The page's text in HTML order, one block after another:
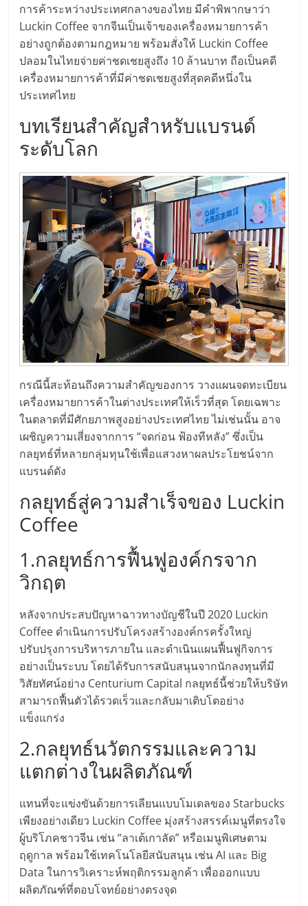
รน
ไชส์
ขาย
หน้า
บ้าน
ลงทุน
คืน
ทุน
ปรึกษา
การ
ลงทุน
และ
ขยาย
แฟ
ไชส์,
ศูนย์
รวม
แฟ
รน
ไชส์
พร้อม
ทำเล
เปิด
ร้าน
ปรึกษา
บริการ
พัฒนา
แฟ
รน
ไชส์"
การค้าระหว่างประเทศกลางของไทย มีคำพิพากษาว่า
Luckin Coffee จากจีนเป็นเจ้าของเครื่องหมายการค้า
อย่างถูกต้องตามกฎหมาย พร้อมสั่งให้ Luckin Coffee
ปลอมในไทยจ่ายค่าชดเชยสูงถึง 10 ล้านบาท ถือเป็นคดี
เครื่องหมายการค้าที่มีค่าชดเชยสูงที่สุดคดีหนึ่งใน
ประเทศไทย
บทเรียนสำคัญสำหรับแบรนด์
ระดับโลก
กรณีนี้สะท้อนถึงความสำคัญของการ วางแผนจดทะเบียน
เครื่องหมายการค้าในต่างประเทศให้เร็วที่สุด โดยเฉพาะ
ในตลาดที่มีศักยภาพสูงอย่างประเทศไทย ไม่เช่นนั้น อาจ
เผชิญความเสี่ยงจากการ “จดก่อน ฟ้องทีหลัง” ซึ่งเป็น
กลยุทธ์ที่หลายกลุ่มทุนใช้เพื่อแสวงหาผลประโยชน์จาก
แบรนด์ดัง
กลยุทธ์สู่ความสำเร็จของ Luckin
Coffee
1.กลยุทธ์การฟื้นฟูองค์กรจาก
วิกฤต
หลังจากประสบปัญหาฉาวทางบัญชีในปี 2020 Luckin
Coffee ดำเนินการปรับโครงสร้างองค์กรครั้งใหญ่
ปรับปรุงการบริหารภายใน และดำเนินแผนฟื้นฟูกิจการ
อย่างเป็นระบบ โดยได้รับการสนับสนุนจากนักลงทุนที่มี
วิสัยทัศน์อย่าง Centurium Capital กลยุทธ์นี้ช่วยให้บริษัท
สามารถฟื้นตัวได้รวดเร็วและกลับมาเติบโตอย่าง
แข็งแกร่ง
2.กลยุทธ์นวัตกรรมและความ
แตกต่างในผลิตภัณฑ์
แทนที่จะแข่งขันด้วยการเลียนแบบโมเดลของ Starbucks
เพียงอย่างเดียว Luckin Coffee มุ่งสร้างสรรค์เมนูที่ตรงใจ
ผู้บริโภคชาวจีน เช่น “ลาเต้เกาลัด” หรือเมนูพิเศษตาม
ฤดูกาล พร้อมใช้เทคโนโลยีสนับสนุน เช่น AI และ Big
Data ในการวิเคราะห์พฤติกรรมลูกค้า เพื่อออกแบบ
ผลิตภัณฑ์ที่ตอบโจทย์อย่างตรงจุด